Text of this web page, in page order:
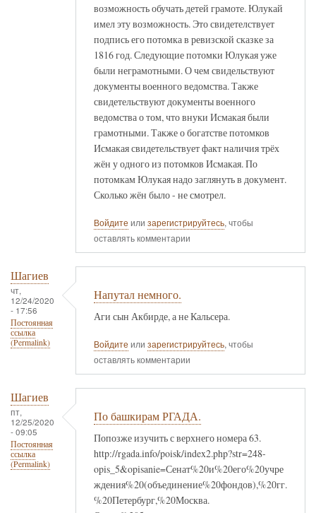
возможность обучать детей грамоте. Юлукай
имел эту возможность. Это свидетелствует
подпись его потомка в ревизской сказке за
1816 год. Следующие потомки Юлукая уже
были неграмотными. О чем свидельствуют
документы военного ведомства. Также
свидетельствуют документы военного
ведомства о том, что внуки Исмакая были
грамотными. Также о богатстве потомков
Исмакая свидетельствует факт наличия трёх
жён у одного из потомков Исмакая. По
потомкам Юлукая надо заглянуть в документ.
Сколько жён было - не смотрел.
Войдите или зарегистрируйтесь, чтобы
оставлять комментарии
Шагиев
чт,
12/24/2020
- 17:56
Постоянная
ссылка
(Permalink)
Напутал немного.
Аги сын Акбирде, а не Кальсера.
Войдите или зарегистрируйтесь, чтобы
оставлять комментарии
Шагиев
пт,
12/25/2020
- 09:05
Постоянная
ссылка
(Permalink)
По башкирам РГАДА.
Попозже изучить с верхнего номера 63.
http://rgada.info/poisk/index2.php?str=248-
opis_5&opisanie=Сенат%20и%20его%20учре
ждения%20(объединение%20фондов),%20гг.
%20Петербург,%20Москва.